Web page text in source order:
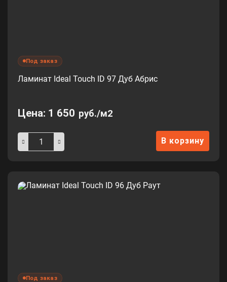
Под заказ
Ламинат Ideal Touch ID 97 Дуб Абрис
Цена: 1 650 руб./м2
В корзину
Под заказ